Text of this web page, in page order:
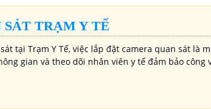
TRẠM Y TẾ
tại Trạm Y Tế, việc lắp đặt camera quan sát là
gian và theo dõi nhân viên y tế đảm bảo công